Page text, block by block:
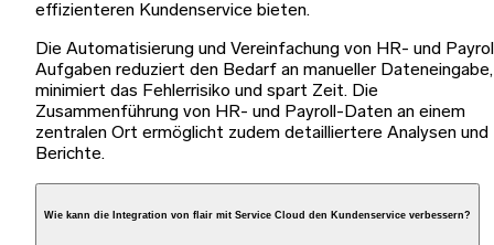
effizienteren Kundenservice bieten.
Die Automatisierung und Vereinfachung von HR- und
Aufgaben reduziert den Bedarf an manueller Dateneingabe,
minimiert das Fehlerrisiko und spart Zeit. Die
Zusammenführung von HR- und Payroll-Daten an einem
zentralen Ort ermöglicht zudem detailliertere Analysen und
Berichte.
Wie kann die Integration von flair mit Service Cloud den Kundenservice verbessern?